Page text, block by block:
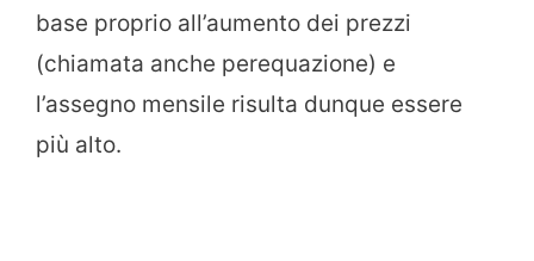
base proprio all’aumento dei prezzi
(chiamata anche perequazione) e
l’assegno mensile risulta dunque essere
più alto.